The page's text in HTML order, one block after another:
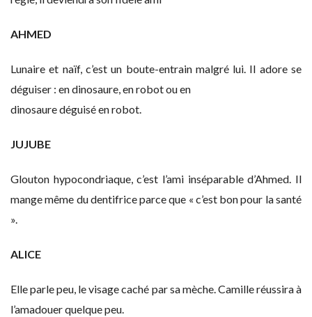
AHMED
Lunaire et naïf, c’est un boute-entrain malgré lui. Il adore se
déguiser : en dinosaure, en robot ou en
dinosaure déguisé en robot.
JUJUBE
Glouton hypocondriaque, c’est l’ami inséparable d’Ahmed. Il
mange même du dentifrice parce que « c’est bon pour la santé
».
ALICE
Elle parle peu, le visage caché par sa mèche. Camille réussira à
l’amadouer quelque peu.